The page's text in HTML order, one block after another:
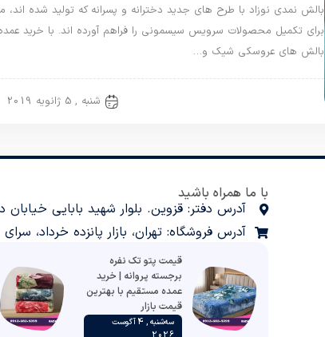
بالش نمدی نوزاد با طرح های جدید دخترانه و پسرانه که تولید شده
برای تکمیل محصولات سرویس سیسمونی را فراهم آورده اند. با خرید
بالش های عروسکی شیک و…
شنبه , 5 ژانویه 2019
با ما همراه باشید
آدرس دفتر: قزوین. بلوار شهید بابایی خیابان دانشگاه
آدرس فروشگاه: تهران، بازار پانزده خرداد،
قیمت پتو تک نفره
برجسته پروانه | خرید
عمده مستقیم با بهترین
قیمت بازار
سه‌شنبه , 4 آگوست